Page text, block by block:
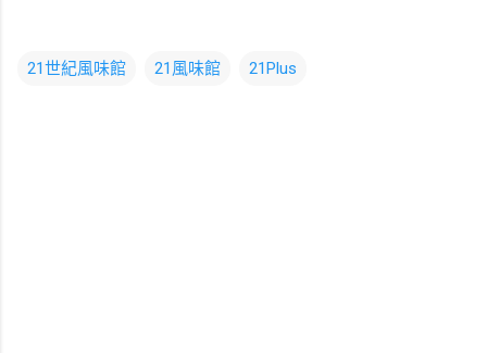
21世紀風味館 21風味館 21Plus